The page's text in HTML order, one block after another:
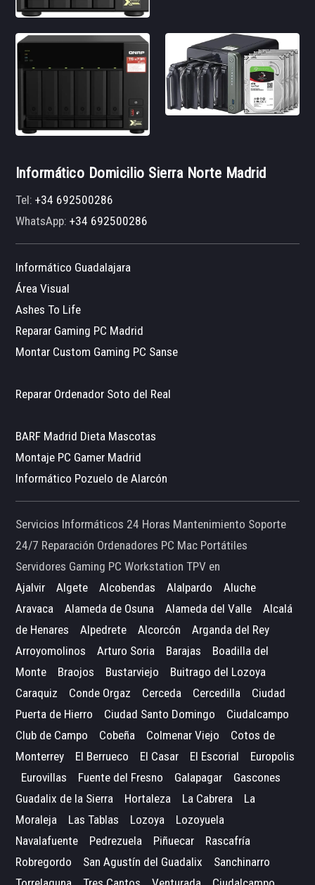
Informático Domicilio Sierra Norte Madrid
Tel:+34 692500286
WhatsApp:+34 692500286
Informático Guadalajara
Área Visual
Ashes To Life
Reparar Gaming PC Madrid
Montar Custom Gaming PC Sanse
Reparar Ordenador Soto del Real
BARF Madrid Dieta Mascotas
Montaje PC Gamer Madrid
Informático Pozuelo de Alarcón
Servicios Informáticos 24 Horas Mantenimiento Soporte
24/7 Reparación Ordenadores PC Mac Portátiles
Servidores Gaming PC Workstation TPV en
Ajalvir
Algete Alcobendas Alalpardo
Aluche
Aravaca
Alameda de Osuna Alameda del Valle
Alcalá
de Henares
Alpedrete Alcorcón
Arganda del Rey
Arroyomolinos
Arturo Soria Barajas
Boadilla del
Monte
Braojos Bustarviejo
Buitrago del Lozoya
Caraquiz
Conde Orgaz Cerceda Cercedilla
Ciudad
Puerta de Hierro
Ciudad Santo Domingo
Ciudalcampo
Club de Campo
Cobeña Colmenar Viejo
Cotos de
Monterrey
El Berrueco El Casar El Escorial
Europolis
Eurovillas
Fuente del Fresno Galapagar
Gascones
Guadalix de la Sierra
Hortaleza La Cabrera
La
Moraleja
Las Tablas Lozoya
Lozoyuela
Navalafuente
Pedrezuela Piñuecar
Rascafría
Robregordo
San Agustín del Guadalix
Sanchinarro